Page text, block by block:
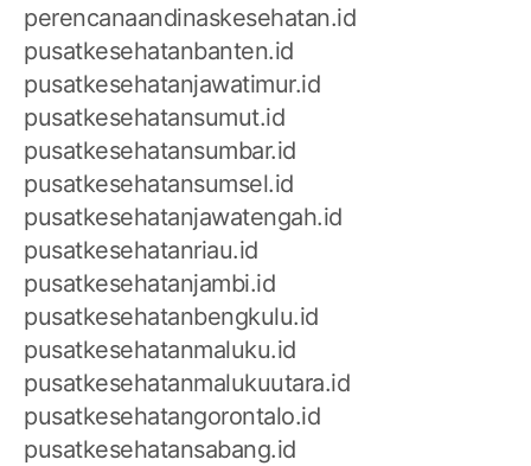
perencanaandinaskesehatan.id
pusatkesehatanbanten.id
pusatkesehatanjawatimur.id
pusatkesehatansumut.id
pusatkesehatansumbar.id
pusatkesehatansumsel.id
pusatkesehatanjawatengah.id
pusatkesehatanriau.id
pusatkesehatanjambi.id
pusatkesehatanbengkulu.id
pusatkesehatanmaluku.id
pusatkesehatanmalukuutara.id
pusatkesehatangorontalo.id
pusatkesehatansabang.id